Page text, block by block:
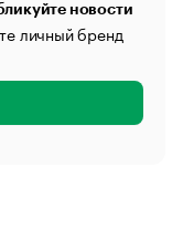
новости
личный бренд